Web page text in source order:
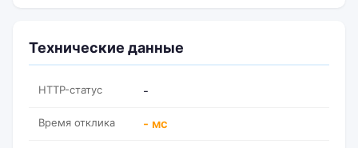
Технические данные
HTTP-статус -
Время отклика - мс